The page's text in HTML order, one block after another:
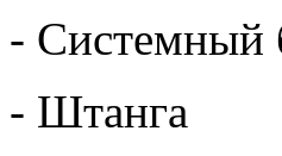
- Системный
- Штанга